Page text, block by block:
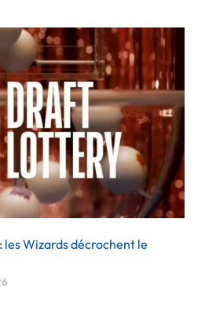
Wizards décrochent le